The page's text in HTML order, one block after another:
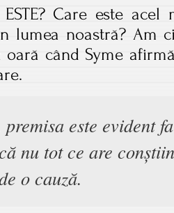
ESTE? Care este
lumea noastră? Am
oară când Syme
este evident
nu tot ce are
o cauză.